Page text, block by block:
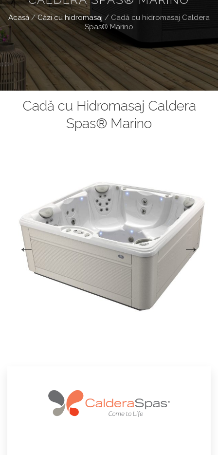
Acasă /Căzi cu hidromasaj / Cadă cu hidromasaj Caldera
Spas® Marino
Cadă cu Hidromasaj Caldera
Spas® Marino